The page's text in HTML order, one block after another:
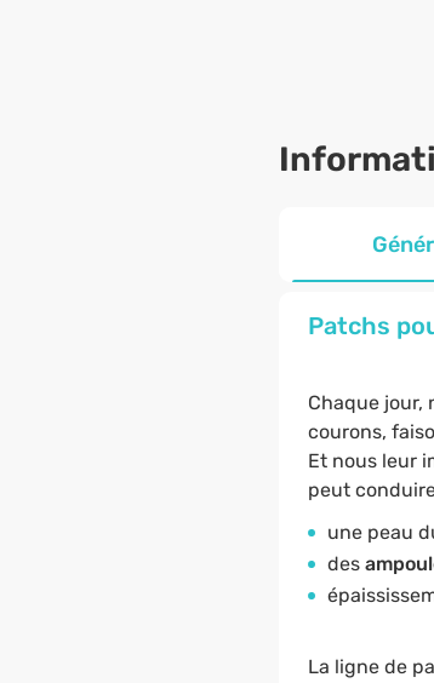
Patchs
Chaque jour,
courons,
Et nous leur
peut
une peau
des
La ligne de